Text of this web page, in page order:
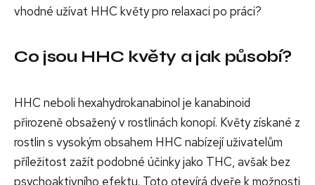
vhodné užívat HHC květy pro relaxaci po práci?
Co jsou HHC květy a jak působí?
HHC neboli hexahydrokanabinol je kanabinoid
přirozeně obsažený v rostlinách konopí. Květy získané z
rostlin s vysokým obsahem HHC nabízejí uživatelům
příležitost zažít podobné účinky jako THC, avšak bez
psychoaktivního efektu. Toto otevírá dveře k možnosti